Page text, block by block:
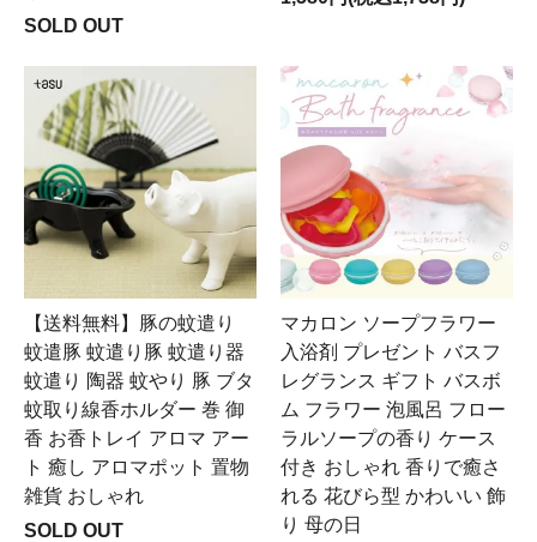
SOLD OUT
【送料無料】豚の蚊遣り
蚊遣豚 蚊遣り豚 蚊遣り器
蚊遣り 陶器 蚊やり 豚 ブタ
蚊取り線香ホルダー 巻 御
香 お香トレイ アロマ アー
ト 癒し アロマポット 置物
雑貨 おしゃれ
SOLD OUT
マカロン ソープフラワー
入浴剤 プレゼント バスフ
レグランス ギフト バスボ
ム フラワー 泡風呂 フロー
ラルソープの香り ケース
付き おしゃれ 香りで癒さ
れる 花びら型 かわいい 飾
り 母の日